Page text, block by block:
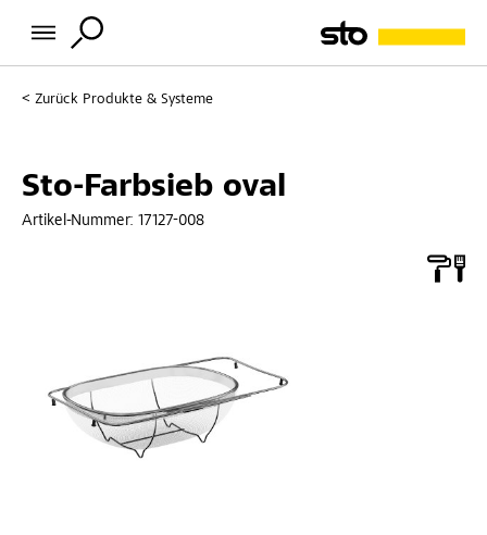
Zurück Produkte & Systeme
Sto-Farbsieb oval
Artikel-Nummer: 17127-008